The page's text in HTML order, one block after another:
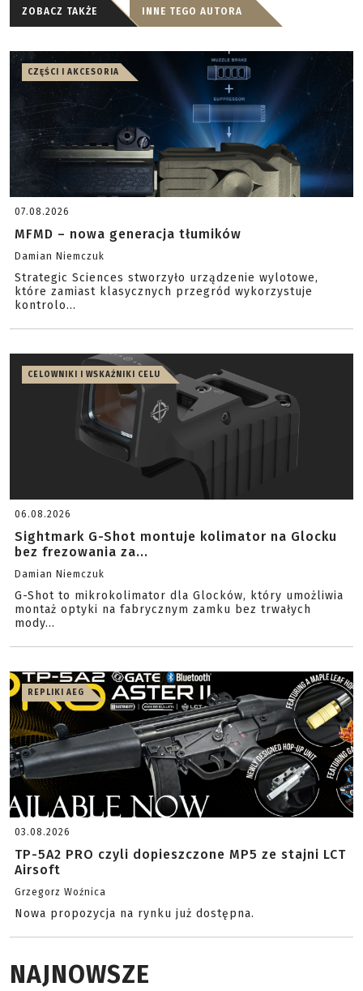
ZOBACZ TAKŻE INNE TEGO AUTORA
CZĘŚCI I AKCESORIA
07.08.2026
MFMD – nowa generacja tłumików
Damian Niemczuk
Strategic Sciences stworzyło urządzenie wylotowe,
które zamiast klasycznych przegród wykorzystuje
kontrolo...
CELOWNIKI I WSKAŹNIKI CELU
06.08.2026
Sightmark G-Shot montuje kolimator na Glocku
bez frezowania za...
Damian Niemczuk
G-Shot to mikrokolimator dla Glocków, który umożliwia
montaż optyki na fabrycznym zamku bez trwałych
mody...
REPLIKI AEG
03.08.2026
TP-5A2 PRO czyli dopieszczone MP5 ze stajni LCT
Airsoft
Grzegorz Woźnica
Nowa propozycja na rynku już dostępna.
NAJNOWSZE